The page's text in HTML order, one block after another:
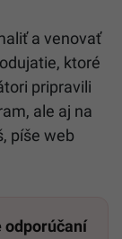
a venovať
ktoré
pripravili
ale aj na
píše web
odporúčaní